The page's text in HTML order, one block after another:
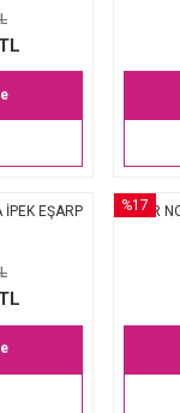
EŞARP
%17
AKER